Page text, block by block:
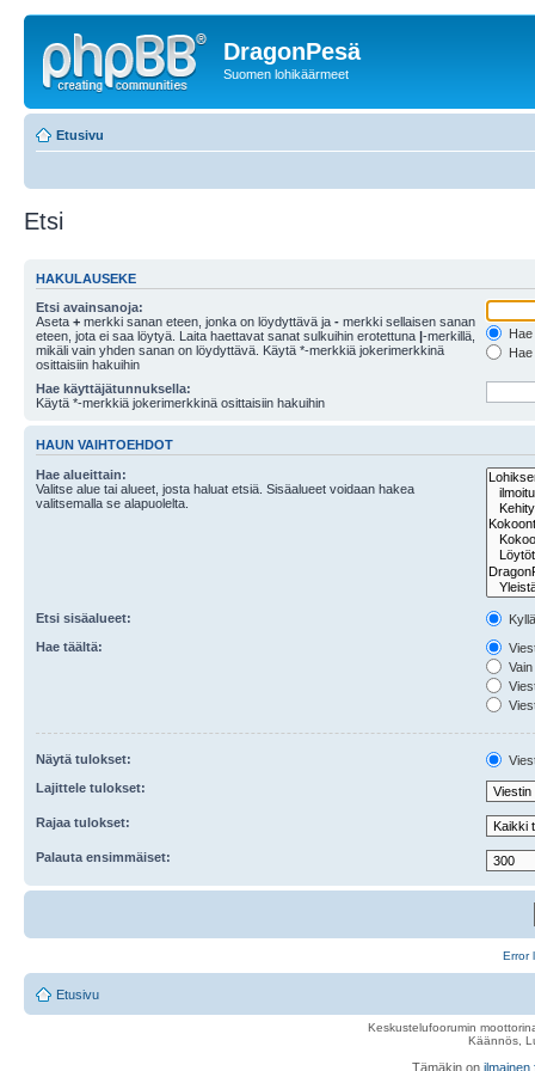
DragonPesä
Suomen lohikäärmeet
Etusivu
Etsi
HAKULAUSEKE
Etsi avainsanoja:
Aseta + merkki sanan eteen, jonka on löydyttävä ja - merkki sellaisen sanan
eteen, jota ei saa löytyä. Laita haettavat sanat sulkuihin erotettuna |-merkillä,
mikäli vain yhden sanan on löydyttävä. Käytä *-merkkiä jokerimerkkinä
osittaisiin hakuihin
Hae käyttäjätunnuksella:
Käytä *-merkkiä jokerimerkkinä osittaisiin hakuihin
HAUN VAIHTOEHDOT
Hae alueittain:
Valitse alue tai alueet, josta haluat etsiä. Sisäalueet voidaan hakea
valitsemalla se alapuolelta.
Etsi sisäalueet:
Hae täältä:
Näytä tulokset:
Lajittele tulokset:
Rajaa tulokset:
Palauta ensimmäiset:
Error
Etusivu
Keskustelufoorumin
Käännös,
Tämäkin on ilmainen